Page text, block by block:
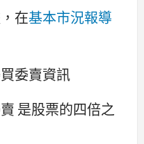
在基本市況報導
委賣資訊
是股票的四倍之